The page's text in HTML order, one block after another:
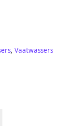
, Vaatwassers